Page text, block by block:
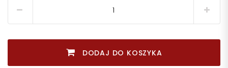
DODAJ DO KOSZYKA